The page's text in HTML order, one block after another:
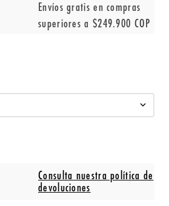
Envíos gratis en compras
superiores a $249.900 COP
Consulta nuestra política de
devoluciones